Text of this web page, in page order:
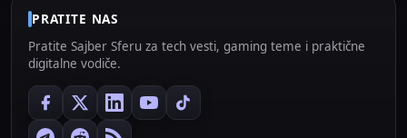
PRATITE NAS
Pratite Sajber Sferu za tech vesti, gaming teme i praktične
digitalne vodiče.